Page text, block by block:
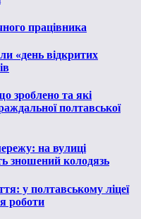
працівника
«день відкритих
зроблено та які
полтавської
на вулиці
зношений колодязь
у полтавському ліцеї
роботи